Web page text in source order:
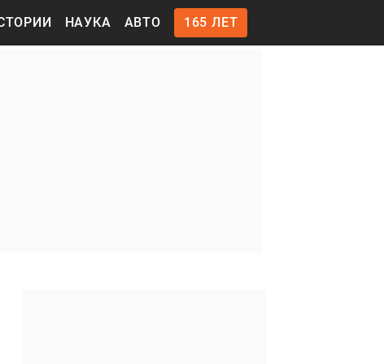
НАУКА АВТО 165 ЛЕТ